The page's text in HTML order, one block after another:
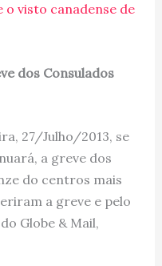
o visto canadense de
dos Consulados
27/Julho/2013, se
a greve dos
do centros mais
a greve e pelo
Globe & Mail,